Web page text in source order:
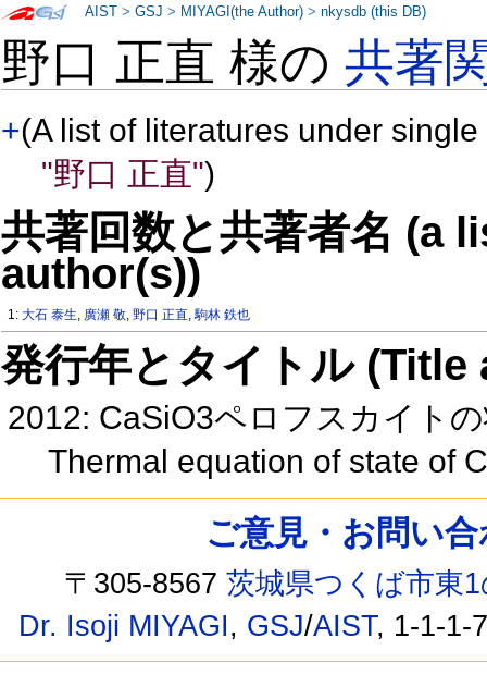
野口 正直 様の共著
+(A list of literatures under
"野口 正直")
共著回数と共著者名 (a
author(s))
1:大石 泰生, 廣瀬 敬,野口 正直,駒林 鉄也
発行年とタイトル
2012: CaSiO3ペロフスカイト
Thermal equation of state of
AIST >GSJ > MIYAGI(the Author) >nkysdb (this DB)
ご意見・お問い
〒305-8567茨城県つくば市東
Dr. Isoji MIYAGI, GSJ/AIST, 1-1-1-